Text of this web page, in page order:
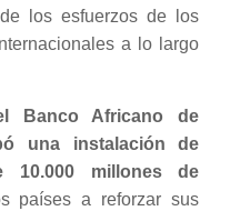
los esfuerzos de los
a lo largo
Banco Africano de
una instalación de
10.000 millones de
países a reforzar sus